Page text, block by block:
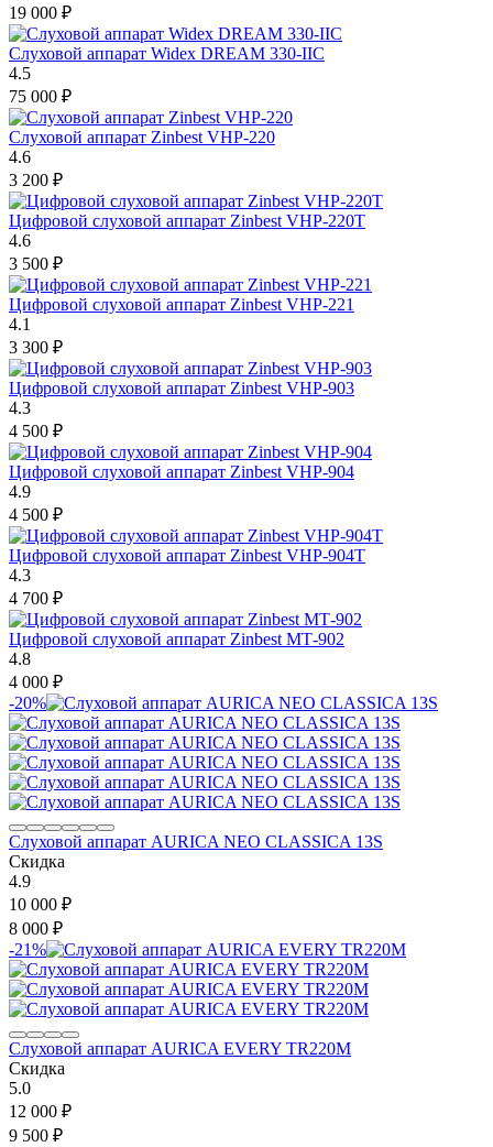
19 000 ₽
Слуховой аппарат Widex DREAM 330-IIC
4.5
75 000 ₽
Слуховой аппарат Zinbest VHP-220
4.6
3 200 ₽
Цифровой слуховой аппарат Zinbest VHP-220T
4.6
3 500 ₽
Цифровой слуховой аппарат Zinbest VHP-221
4.1
3 300 ₽
Цифровой слуховой аппарат Zinbest VHP-903
4.3
4 500 ₽
Цифровой слуховой аппарат Zinbest VHP-904
4.9
4 500 ₽
Цифровой слуховой аппарат Zinbest VHP-904T
4.3
4 700 ₽
Цифровой слуховой аппарат Zinbest МТ-902
4.8
4 000 ₽
-20%
Слуховой аппарат AURICA NEO CLASSICA 13S
Скидка
4.9
10 000 ₽
8 000 ₽
-21%
Слуховой аппарат AURICA EVERY TR220M
Скидка
5.0
12 000 ₽
9 500 ₽